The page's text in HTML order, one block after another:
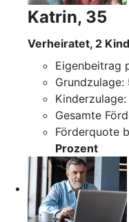
Katrin, 35
Verheiratet, 2
Eigenbeitrag
Grundzulage:
Kinderzulage:
Gesamte
Förderquote
Prozent